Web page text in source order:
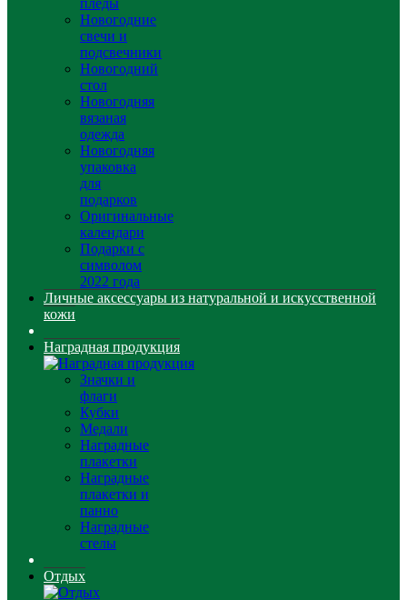
пледы
Новогодние
свечи и
подсвечники
Новогодний
стол
Новогодняя
вязаная
одежда
Новогодняя
упаковка
для
подарков
Оригинальные
календари
Подарки с
символом
2022 года
Личные аксессуары из натуральной и искусственной
кожи
Наградная продукция
Значки и
флаги
Кубки
Медали
Наградные
плакетки
Наградные
плакетки и
панно
Наградные
стелы
Отдых